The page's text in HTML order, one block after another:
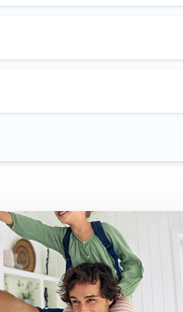
erheben und verarbeiten
an wen die mhplus Daten